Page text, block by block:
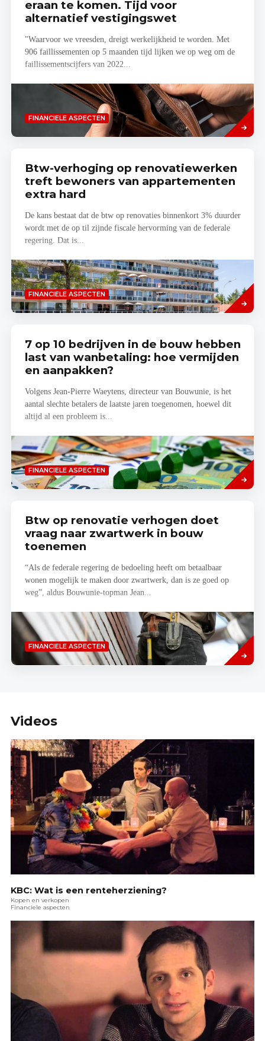
eraan te komen. Tijd voor
alternatief vestigingswet
"Waarvoor we vreesden, dreigt werkelijkheid te worden. Met
906 faillissementen op 5 maanden tijd lijken we op weg om de
faillissementscijfers van 2022...
FINANCIELE ASPECTEN
Lees
meer
Btw-verhoging op renovatiewerken
treft bewoners van appartementen
extra hard
De kans bestaat dat de btw op renovaties binnenkort 3% duurder
wordt met de op til zijnde fiscale hervorming van de federale
regering. Dat is...
FINANCIELE ASPECTEN
Lees
meer
7 op 10 bedrijven in de bouw hebben
last van wanbetaling: hoe vermijden
en aanpakken?
Volgens Jean-Pierre Waeytens, directeur van Bouwunie, is het
aantal slechte betalers de laatste jaren toegenomen, hoewel dit
altijd al een probleem is...
FINANCIELE ASPECTEN
Lees
meer
Btw op renovatie verhogen doet
vraag naar zwartwerk in bouw
toenemen
“Als de federale regering de bedoeling heeft om betaalbaar
wonen mogelijk te maken door zwartwerk, dan is ze goed op
weg”, aldus Bouwunie-topman Jean...
FINANCIELE ASPECTEN
Lees
meer
Videos
KBC: Wat is een renteherziening?
Kopen en verkopen
Financiele aspecten